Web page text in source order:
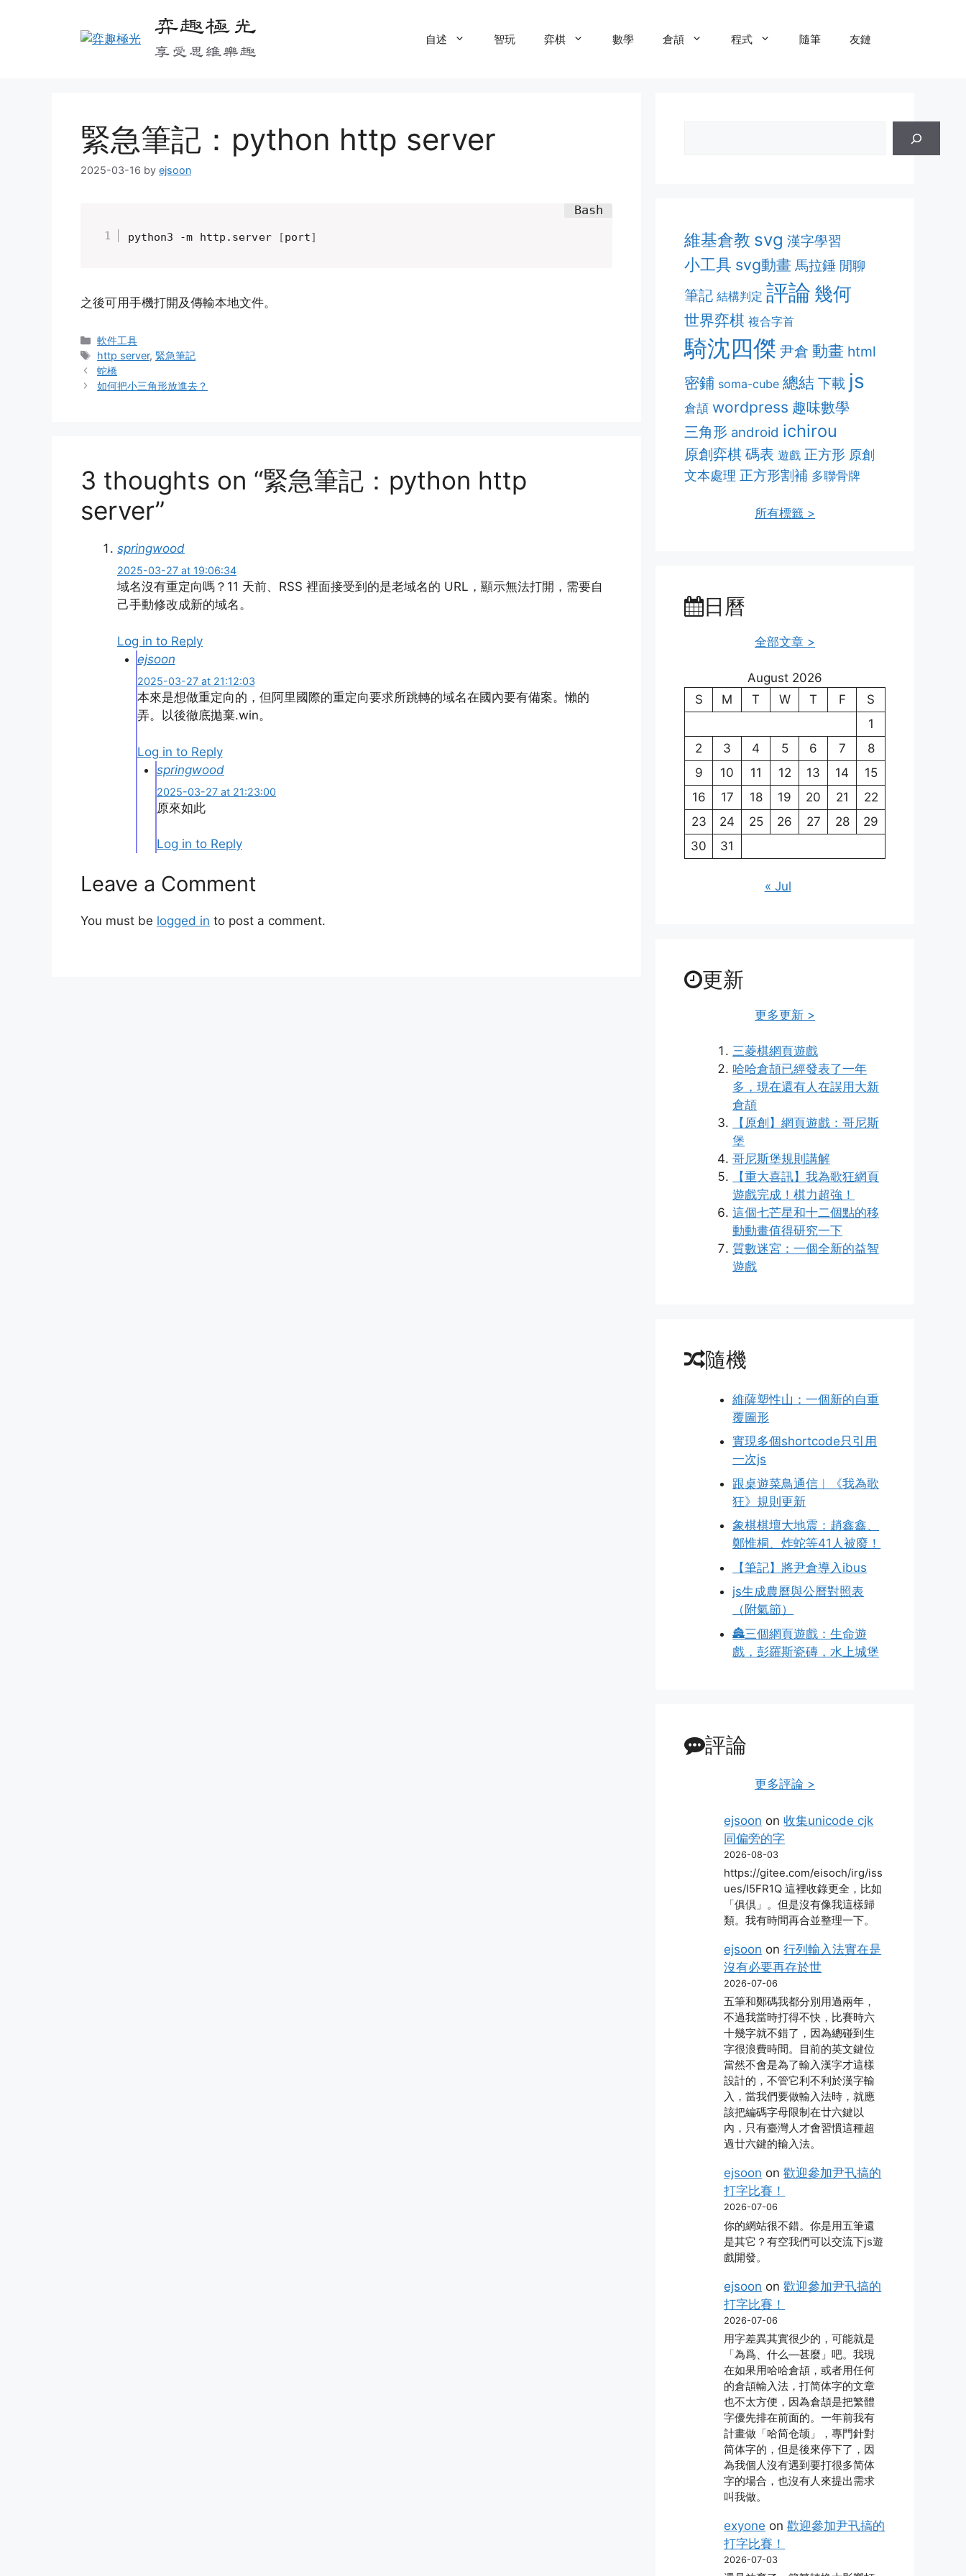
弈趣極光
享受思維樂趣
自述 智玩 弈棋 數學 倉頡 程式 隨筆 友鏈
緊急筆記：python http server
2025-03-16 by ejsoon
python3 -m http.server [port]
之後可用手機打開及傳輸本地文件。
Categories
軟件工具
Tags
http server,緊急筆記
蛇橋
如何把小三角形放進去？
3 thoughts on “緊急筆記：python http
server”
springwood
2025-03-27 at 19:06:34
域名沒有重定向嗎？11 天前、RSS 裡面接受到的是老域名的 URL，顯示無法打開，需要自
己手動修改成新的域名。
Log in to Reply
ejsoon
2025-03-27 at 21:12:03
本來是想做重定向的，但阿里國際的重定向要求所跳轉的域名在國內要有備案。懶的
弄。以後徹底拋棄.win。
Log in to Reply
springwood
2025-03-27 at 21:23:00
原來如此
Log in to Reply
Leave a Comment
You must be logged in to post a comment.
維基倉教 svg 漢字學習
小工具 svg動畫 馬拉錘 閒聊
筆記 結構判定 評論 幾何
世界弈棋 複合字首
騎沈四傑 尹倉 動畫 html
密鋪 soma-cube 總結 下載 js
倉頡 wordpress 趣味數學
三角形 android ichirou
原創弈棋 碼表 遊戲 正方形 原創
文本處理 正方形割補 多聯骨牌
所有標籤 >
日曆
全部文章 >
August 2026
S
M T W T F
S
1
2
3 4 5 6 7
8
9
10 11 12 13 14
15
16
17 18 19 20 21
22
23
24 25 26 27 28
29
30
31
« Jul
更新
更多更新 >
三菱棋網頁遊戲
哈哈倉頡已經發表了一年
多，現在還有人在誤用大新
倉頡
【原創】網頁遊戲：哥尼斯
堡
哥尼斯堡規則講解
【重大喜訊】我為歌狂網頁
遊戲完成！棋力超強！
這個七芒星和十二個點的移
動動畫值得研究一下
質數迷宮：一個全新的益智
遊戲
隨機
維薩塑性山：一個新的自重
覆圖形
實現多個shortcode只引用
一次js
跟桌遊菜鳥通信︱《我為歌
狂》規則更新
象棋棋壇大地震：趙鑫鑫、
鄭惟桐、炸蛇等41人被廢！
【筆記】將尹倉導入ibus
js生成農曆與公曆對照表
（附氣節）
🏯三個網頁遊戲：生命遊
戲，彭羅斯瓷磚，水上城堡
評論
更多評論 >
ejsoon on收集unicode cjk
同偏旁的字
2026-08-03
https://gitee.com/eisoch/irg/iss
ues/I5FR1Q 這裡收錄更全，比如
「俱倶」。但是沒有像我這樣歸
類。我有時間再合並整理一下。
ejsoon on行列輸入法實在是
沒有必要再存於世
2026-07-06
五筆和鄭碼我都分別用過兩年，
不過我當時打得不快，比賽時六
十幾字就不錯了，因為總碰到生
字很浪費時間。目前的英文鍵位
當然不會是為了輸入漢字才這樣
設計的，不管它利不利於漢字輸
入，當我們要做輸入法時，就應
該把編碼字母限制在廿六鍵以
內，只有臺灣人才會習慣這種超
過廿六鍵的輸入法。
ejsoon on歡迎參加尹卂搞的
打字比賽！
2026-07-06
你的網站很不錯。你是用五筆還
是其它？有空我們可以交流下js遊
戲開發。
ejsoon on歡迎參加尹卂搞的
打字比賽！
2026-07-06
用字差異其實很少的，可能就是
「為爲、什么―甚麼」吧。我現
在如果用哈哈倉頡，或者用任何
的倉頡輸入法，打简体字的文章
也不太方便，因為倉頡是把繁體
字優先排在前面的。一年前我有
計畫做「哈简仓颉」，專門針對
简体字的，但是後來停下了，因
為我個人沒有遇到要打很多简体
字的場合，也沒有人來提出需求
叫我做。
exyone on歡迎參加尹卂搞的
打字比賽！
2026-07-03